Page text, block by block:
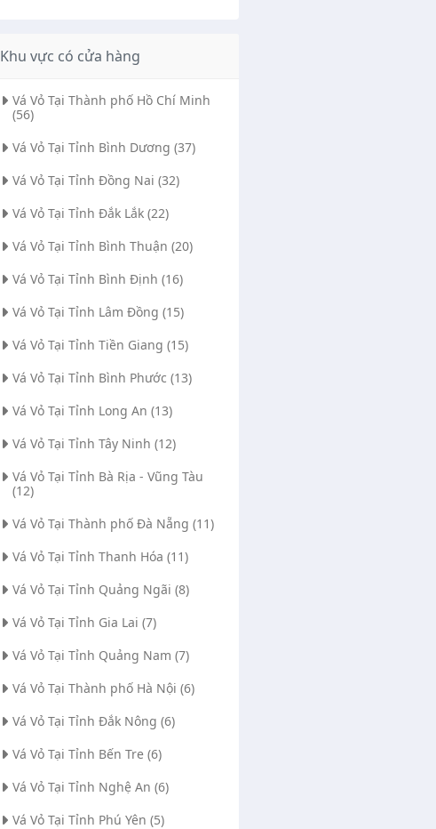
Khu vực có cửa hàng
Vá Vỏ Tại Thành phố Hồ Chí Minh
(56)
Vá Vỏ Tại Tỉnh Bình Dương (37)
Vá Vỏ Tại Tỉnh Đồng Nai (32)
Vá Vỏ Tại Tỉnh Đắk Lắk (22)
Vá Vỏ Tại Tỉnh Bình Thuận (20)
Vá Vỏ Tại Tỉnh Bình Định (16)
Vá Vỏ Tại Tỉnh Lâm Đồng (15)
Vá Vỏ Tại Tỉnh Tiền Giang (15)
Vá Vỏ Tại Tỉnh Bình Phước (13)
Vá Vỏ Tại Tỉnh Long An (13)
Vá Vỏ Tại Tỉnh Tây Ninh (12)
Vá Vỏ Tại Tỉnh Bà Rịa - Vũng Tàu
(12)
Vá Vỏ Tại Thành phố Đà Nẵng (11)
Vá Vỏ Tại Tỉnh Thanh Hóa (11)
Vá Vỏ Tại Tỉnh Quảng Ngãi (8)
Vá Vỏ Tại Tỉnh Gia Lai (7)
Vá Vỏ Tại Tỉnh Quảng Nam (7)
Vá Vỏ Tại Thành phố Hà Nội (6)
Vá Vỏ Tại Tỉnh Đắk Nông (6)
Vá Vỏ Tại Tỉnh Bến Tre (6)
Vá Vỏ Tại Tỉnh Nghệ An (6)
Vá Vỏ Tại Tỉnh Phú Yên (5)